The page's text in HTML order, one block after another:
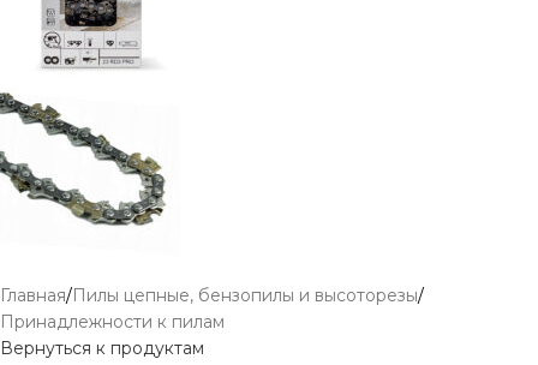
Главная/Пилы цепные, бензопилы и высоторезы/
Принадлежности к пилам
Вернуться к продуктам